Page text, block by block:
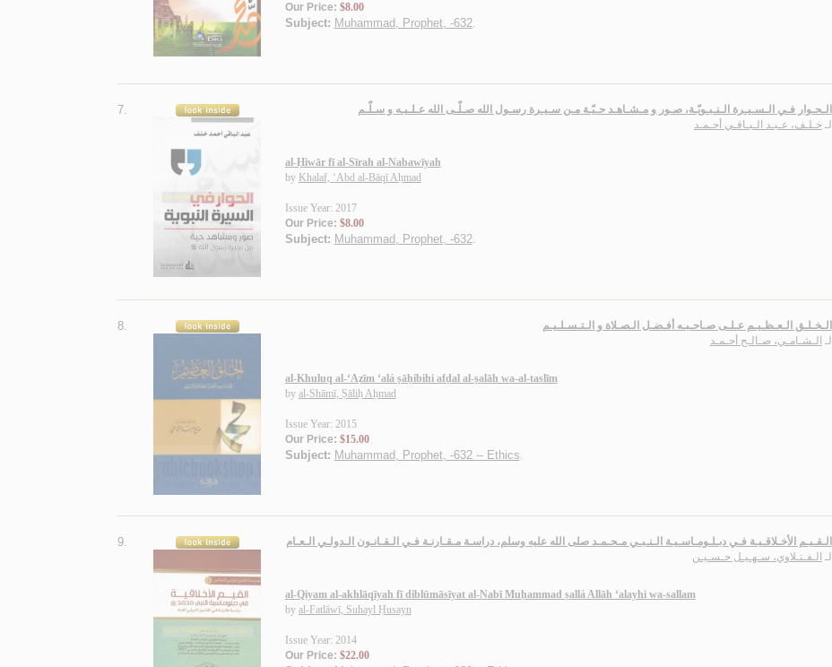
Our Price: $8.00
Subject: Muhammad, Prophet, -632.
7.
الـحـوار فـي الـسـيـرة الـنـبـويّـة، صـور و مـشـاهـد حـيّـة مـن سـيـرة رسـول الله صـلّـى الله عـلـيـه و سـلّـم
لـ خـلـف، عـبـد الـبـاقـي أحـمـد
al-Ḥiwār fī al-Sīrah al-Nabawīyah
by Khalaf, ‘Abd al-Bāqī Aḥmad
Issue Year: 2017
Our Price: $8.00
Subject: Muhammad, Prophet, -632.
8.
الـخـلـق الـعـظـيـم عـلـى صـاحـبـه أفـضـل الـصـلاة و الـتـسـلـيـم
لـ الـشـامـي، صـالـح أحـمـد
al-Khuluq al-‘Aẓīm ‘alá ṣāḥibihi afḍal al-ṣalāh wa-al-taslīm
by al-Shāmī, Ṣāliḥ Aḥmad
Issue Year: 2015
Our Price: $15.00
Subject: Muhammad, Prophet, -632 -- Ethics.
9.
الـقـيـم الأخـلاقـيـة فـي دبـلـومـاسـيـة الـنـبـي مـحـمـد صلى الله عليه وسلم، دراسـة مـقـارنـة فـي الـقـانـون الـدولـي الـعـام
لـ الـفـتـلاوي، سـهـيـل حـسـيـن
al-Qiyam al-akhlāqīyah fī diblūmāsīyat al-Nabī Muḥammad ṣallá Allāh ‘alayhi wa-sallam
by al-Fatlāwī, Suhayl Ḥusayn
Issue Year: 2014
Our Price: $22.00